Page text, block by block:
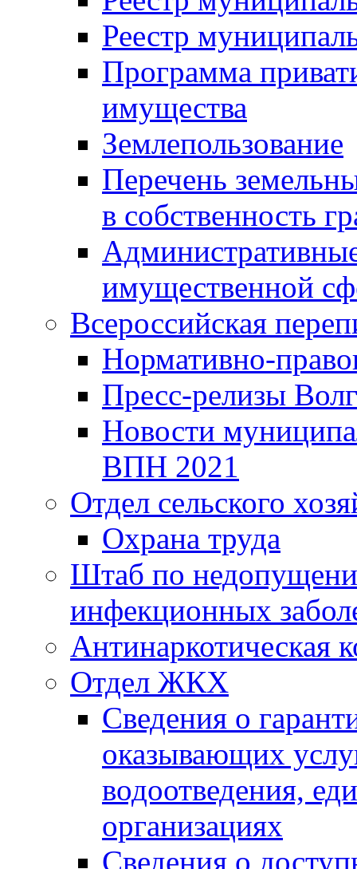
Реестр
Программа
имущества
Землепользование
Перечень
в собственность
имущественной
Всероссийская
Нормативно-
Пресс-релизы
Новости
ВПН 2021
Отдел сельского
Охрана труда
Штаб по
инфекционных
Антинаркотическая
Отдел ЖКХ
Сведения о
оказывающих
водоотведения,
организациях
Сведения о